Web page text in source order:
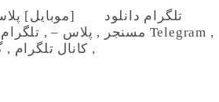
تلگرام دانلود [موبایل]
, Telegram مسنجر , پلاس –,
, کانال تلگرام ,